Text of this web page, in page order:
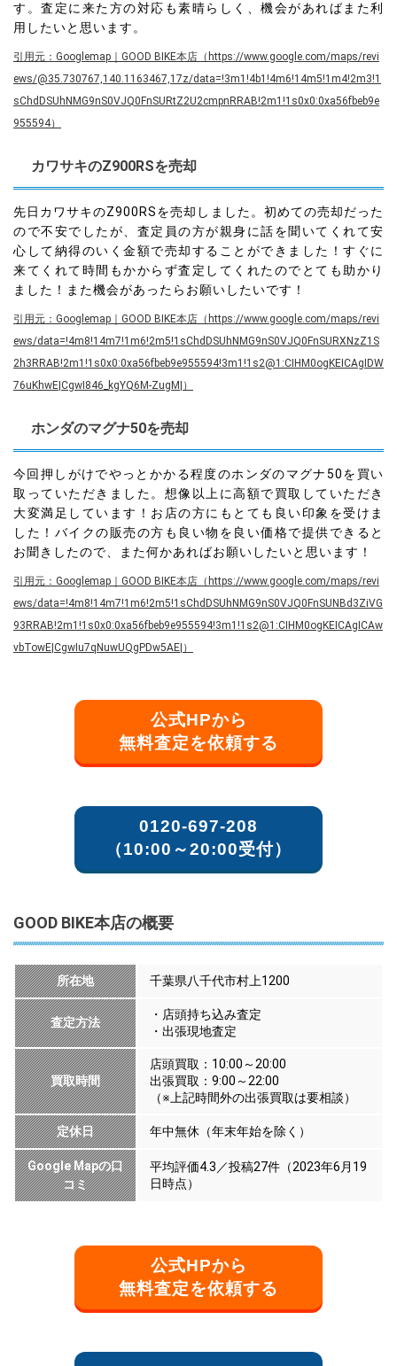
す。査定に来た方の対応も素晴らしく、機会があればまた利
用したいと思います。
引用元：Googlemap｜GOOD BIKE本店（https://www.google.com/maps/revi
ews/@35.730767,140.1163467,17z/data=!3m1!4b1!4m6!14m5!1m4!2m3!1
sChdDSUhNMG9nS0VJQ0FnSURtZ2U2cmpnRRAB!2m1!1s0x0:0xa56fbeb9e
955594）
カワサキのZ900RSを売却
先日カワサキのZ900RSを売却しました。初めての売却だった
ので不安でしたが、査定員の方が親身に話を聞いてくれて安
心して納得のいく金額で売却することができました！すぐに
来てくれて時間もかからず査定してくれたのでとても助かり
ました！また機会があったらお願いしたいです！
引用元：Googlemap｜GOOD BIKE本店（https://www.google.com/maps/revi
ews/data=!4m8!14m7!1m6!2m5!1sChdDSUhNMG9nS0VJQ0FnSURXNzZ1S
2h3RRAB!2m1!1s0x0:0xa56fbeb9e955594!3m1!1s2@1:CIHM0ogKEICAgIDW
76uKhwE|CgwI846_kgYQ6M-ZugM|）
ホンダのマグナ50を売却
今回押しがけでやっとかかる程度のホンダのマグナ50を買い
取っていただきました。想像以上に高額で買取していただき
大変満足しています！お店の方にもとても良い印象を受けま
した！バイクの販売の方も良い物を良い価格で提供できると
お聞きしたので、また何かあればお願いしたいと思います！
引用元：Googlemap｜GOOD BIKE本店（https://www.google.com/maps/revi
ews/data=!4m8!14m7!1m6!2m5!1sChdDSUhNMG9nS0VJQ0FnSUNBd3ZiVG
93RRAB!2m1!1s0x0:0xa56fbeb9e955594!3m1!1s2@1:CIHM0ogKEICAgICAw
vbTowE|CgwIu7qNuwUQgPDw5AE|）
公式HPから
無料査定を依頼する
0120-697-208
（10:00～20:00受付）
GOOD BIKE本店の概要
所在地 千葉県八千代市村上1200
査定方法
・店頭持ち込み査定
・出張現地査定
買取時間
店頭買取：10:00～20:00
出張買取：9:00～22:00
（※上記時間外の出張買取は要相談）
定休日 年中無休（年末年始を除く）
Google Mapの口
コミ
平均評価4.3／投稿27件（2023年6月19
日時点）
公式HPから
無料査定を依頼する